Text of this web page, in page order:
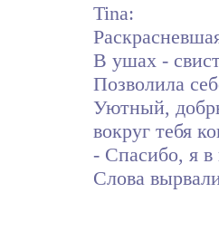
Tina:
В ушах -
Позволила
Уютный,
вокруг тебя
- Спасибо, я в
Слова